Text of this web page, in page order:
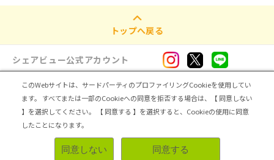
トップへ戻る
シェアビュー公式アカウント
ログイン・新規登録
トップ | シェアビューとは レビュアー向け シェアビューインタビュー | カテゴリ一覧
運営会社 | 個人情報の取扱いについて
Copyright (C) ASMARQ Co.,Ltd. All Rights Reserved.
無料登録＆レビューで100ポイント
このWebサイトは、サードパーティのプロファイリングCookieを使用してい
ます。
すべてまたは一部のCookieへの同意を拒否する場合は、【 同意しない
】を選択してください。
【 同意する 】を選択すると、Cookieの使用に同意
したことになります。
同意しない 同意する